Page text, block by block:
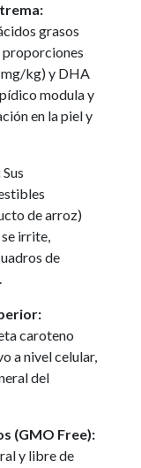
grasos
mg/kg) y DHA
modula y
en la piel y
Sus
de arroz)
irrite,
de
caroteno
a nivel celular,
del
(GMO Free):
y libre de